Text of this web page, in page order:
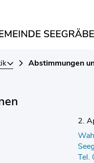
Abstimmungen
2.
Tel.